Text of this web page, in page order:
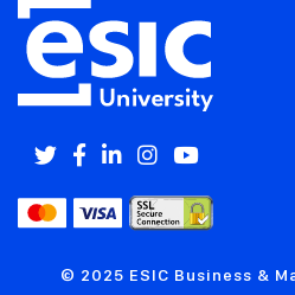
© 2025 ESIC Business &